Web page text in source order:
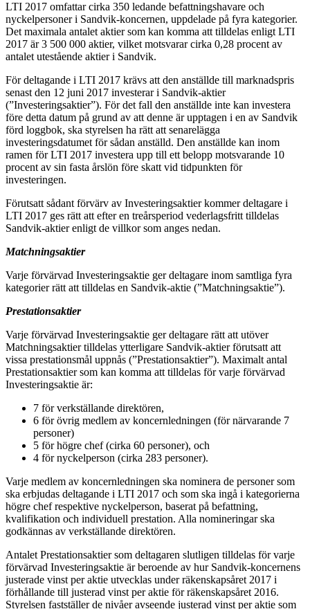
LTI 2017 omfattar cirka 350 ledande befattningshavare och
nyckelpersoner i Sandvik-koncernen, uppdelade på fyra kategorier.
Det maximala antalet aktier som kan komma att tilldelas enligt LTI
2017 är 3 500 000 aktier, vilket motsvarar cirka 0,28 procent av
antalet utestående aktier i Sandvik.
För deltagande i LTI 2017 krävs att den anställde till marknadspris
senast den 12 juni 2017 investerar i Sandvik-aktier
(”Investeringsaktier”). För det fall den anställde inte kan investera
före detta datum på grund av att denne är upptagen i en av Sandvik
förd loggbok, ska styrelsen ha rätt att senarelägga
investeringsdatumet för sådan anställd. Den anställde kan inom
ramen för LTI 2017 investera upp till ett belopp motsvarande 10
procent av sin fasta årslön före skatt vid tidpunkten för
investeringen.
Förutsatt sådant förvärv av Investeringsaktier kommer deltagare i
LTI 2017 ges rätt att efter en treårsperiod vederlagsfritt tilldelas
Sandvik-aktier enligt de villkor som anges nedan.
Matchningsaktier
Varje förvärvad Investeringsaktie ger deltagare inom samtliga fyra
kategorier rätt att tilldelas en Sandvik-aktie (”Matchningsaktie”).
Prestationsaktier
Varje förvärvad Investeringsaktie ger deltagare rätt att utöver
Matchningsaktier tilldelas ytterligare Sandvik-aktier förutsatt att
vissa prestationsmål uppnås (”Prestationsaktier”). Maximalt antal
Prestationsaktier som kan komma att tilldelas för varje förvärvad
Investeringsaktie är:
7 för verkställande direktören,
6 för övrig medlem av koncernledningen (för närvarande 7
personer)
5 för högre chef (cirka 60 personer), och
4 för nyckelperson (cirka 283 personer).
Varje medlem av koncernledningen ska nominera de personer som
ska erbjudas deltagande i LTI 2017 och som ska ingå i kategorierna
högre chef respektive nyckelperson, baserat på befattning,
kvalifikation och individuell prestation. Alla nomineringar ska
godkännas av verkställande direktören.
Antalet Prestationsaktier som deltagaren slutligen tilldelas för varje
förvärvad Investeringsaktie är beroende av hur Sandvik-koncernens
justerade vinst per aktie utvecklas under räkenskapsåret 2017 i
förhållande till justerad vinst per aktie för räkenskapsåret 2016.
Styrelsen fastställer de nivåer avseende justerad vinst per aktie som